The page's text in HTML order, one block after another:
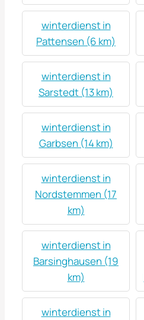
winterdienst in
Pattensen (6 km)
winterdienst in
Sarstedt (13 km)
winterdienst in
Garbsen (14 km)
winterdienst in
Nordstemmen (17
km)
winterdienst in
Barsinghausen (19
km)
winterdienst in